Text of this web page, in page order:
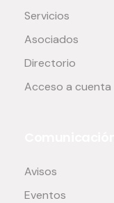
Servicios
Asociados
Directorio
Acceso a cuenta
Avisos
Eventos